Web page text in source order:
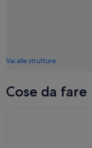
Vai alle strutture
Cose da fare